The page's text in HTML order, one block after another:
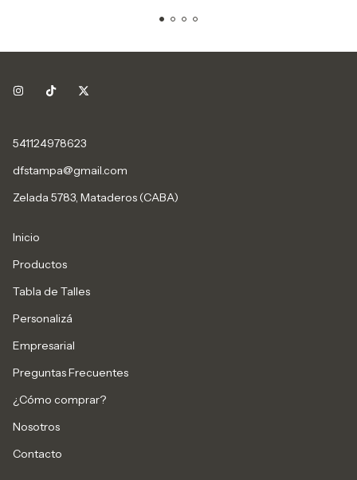
541124978623
dfstampa@gmail.com
Zelada 5783, Mataderos (CABA)
Inicio
Productos
Tabla de Talles
Personalizá
Empresarial
Preguntas Frecuentes
¿Cómo comprar?
Nosotros
Contacto